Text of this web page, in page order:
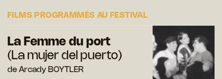
FILMS PROGRAMMÉS AU FESTIVAL
La Femme du port
(La mujer del puerto)
de Arcady BOYTLER